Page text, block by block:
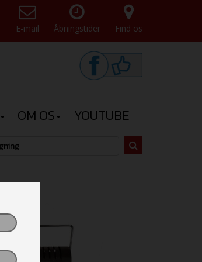
E-mail Åbningstider Find os
OM OS YOUTUBE